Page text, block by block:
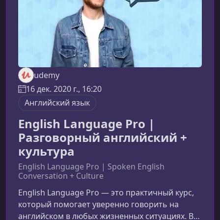
udemy
16 дек. 2020 г., 16:20
Английский язык
English Language Pro |
Разговорный английский +
культура
English Language Pro | Spoken English
Conversation + Culture
English Language Pro — это практичный курс,
который помогает уверенно говорить на
английском в любых жизненных ситуациях. Вы